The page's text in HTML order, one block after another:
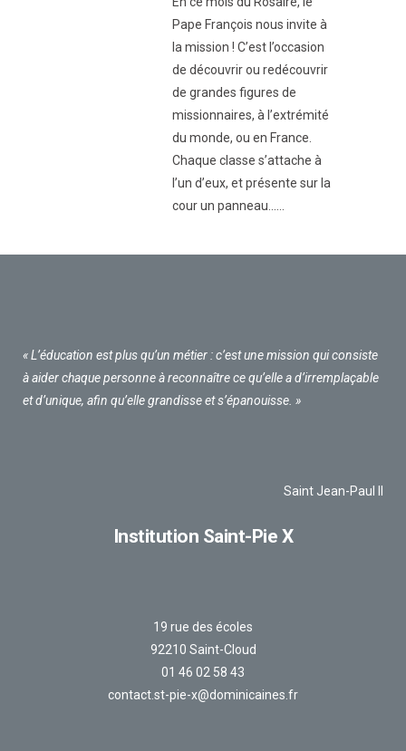
Pape François nous invite à
la mission ! C’est l’occasion
de découvrir ou redécouvrir
de grandes figures de
missionnaires, à l’extrémité
du monde, ou en France.
Chaque classe s’attache à
l’un d’eux, et présente sur la
cour un panneau......
« L’éducation est plus qu’un métier : c’est une mission qui consiste
à aider chaque personne à reconnaître ce qu’elle a d’irremplaçable
et d’unique, afin qu’elle grandisse et s’épanouisse. »
Saint Jean-Paul II
Institution Saint-Pie X
19 rue des écoles
92210 Saint-Cloud
01 46 02 58 43
contact.st-pie-x@dominicaines.fr